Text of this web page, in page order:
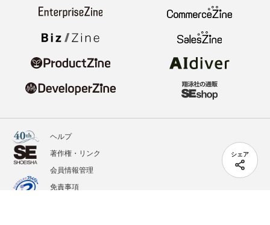
シェア
ヘルプ
著作権・リンク
会員情報管理
免責事項